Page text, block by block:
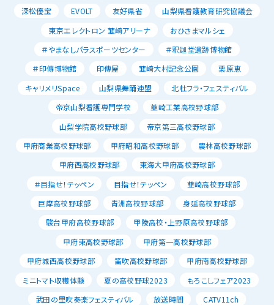
深松優宝
EVOLT 友好県省
山梨県看護教育研究協議会
東京エレクトロン 韮崎アリーナ
おひさまマルシェ
＃やまなしパラスポーツセンター
＃釈迦堂遺跡博物館
＃印傳博物館
印傳屋 韮崎大村記念公園
栗原恵
キャリメリSpace
山梨県舞踊連盟
北杜フラ・フェスティバル
帝京山梨看護専門学校
韮崎工業高校野球部
山梨学院高校野球部
帝京第三高校野球部
甲府商業高校野球部
甲府昭和高校野球部
農林高校野球部
甲府西高校野球部
東海大甲府高校野球部
＃目指せ！テッペン
目指せ！テッペン
韮崎高校野球部
巨摩高校野球部
青洲高校野球部
身延高校野球部
駿台甲府高校野球部
甲陵高校・上野原高校野球部
甲府東高校野球部
甲府第一高校野球部
甲府城西高校野球部
笛吹高校野球部
甲府南高校野球部
ミニトマト収穫体験
夏の高校野球2023
もろこしフェア2023
武田の里吹奏楽フェスティバル
放送時間
CATV11ch